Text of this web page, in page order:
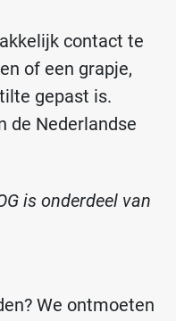
contact te
of een grapje,
gepast is.
de Nederlandse
is onderdeel van
We ontmoeten